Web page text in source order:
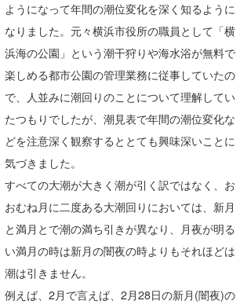
ようになって年間の潮位変化を深く知るように
なりました。元々横浜市役所の職員として「横
浜海の公園」という潮干狩りや海水浴が無料で
楽しめる都市公園の管理業務に従事していたの
で、人並みに潮回りのことについて理解してい
たつもりでしたが、潮見表で年間の潮位変化な
どを注意深く観察するととても興味深いことに
気づきました。
すべての大潮が大きく潮が引く訳ではなく、お
おむね月に二度ある大潮回りにおいては、新月
と満月とで潮の満ち引きが異なり、月夜が明る
い満月の時は新月の闇夜の時よりもそれほどは
潮は引きません。
例えば、2月で言えば、2月28日の新月(闇夜)の